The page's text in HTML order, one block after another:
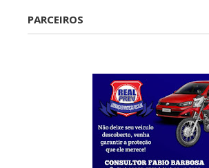
PARCEIROS